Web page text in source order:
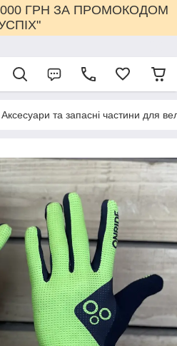
ГРН ЗА ПРОМОКОДОМ
Аксесуари та запасні частини для